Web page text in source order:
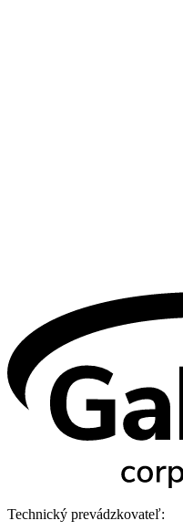
Technický prevádzkovateľ: